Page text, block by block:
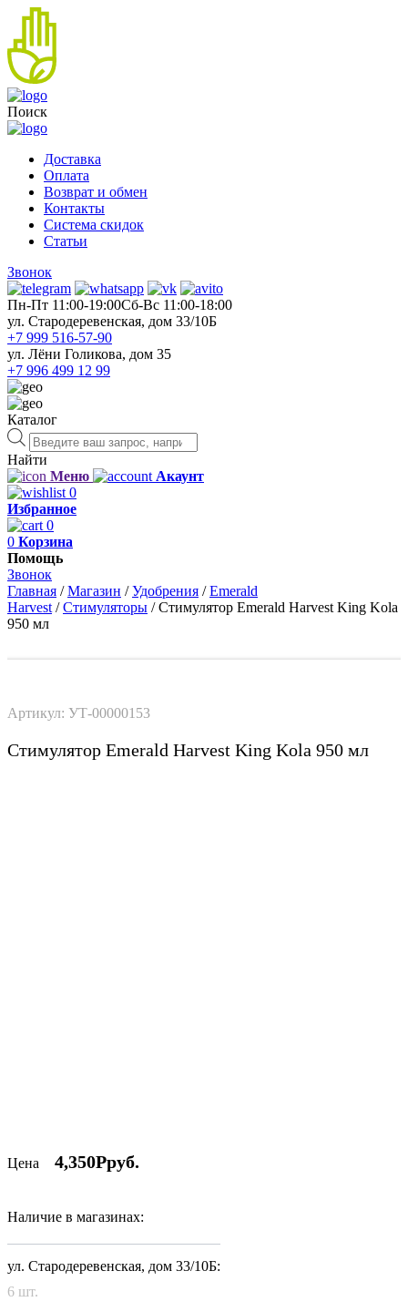
Поиск
Доставка
Оплата
Возврат и обмен
Контакты
Система скидок
Статьи
Звонок
Пн-Пт 11:00-19:00Cб-Вс 11:00-18:00
ул. Стародеревенская, дом 33/10Б
+7 999 516-57-90
ул. Лёни Голикова, дом 35
+7 996 499 12 99
Каталог
Поиск
товаров
Найти
Меню
Акаунт
0
Избранное
0
0 Корзина
Помощь
Звонок
Главная /Магазин /Удобрения /Emerald
Harvest /Стимуляторы /Стимулятор Emerald Harvest King Kola
950 мл
Артикул: УТ-00000153
Стимулятор Emerald Harvest King Kola 950 мл
4,350Р
Наличие в магазинах:
ул. Стародеревенская, дом 33/10Б:
6 шт.